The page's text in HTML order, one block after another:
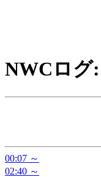
NWCログ
00:07 ～
02:40 ～